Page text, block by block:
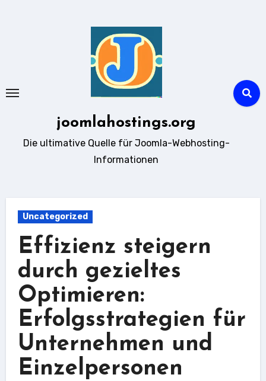
joomlahostings.org
Die ultimative Quelle für Joomla-Webhosting-
Informationen
Uncategorized
Effizienz steigern
durch gezieltes
Optimieren:
Erfolgsstrategien für
Unternehmen und
Einzelpersonen